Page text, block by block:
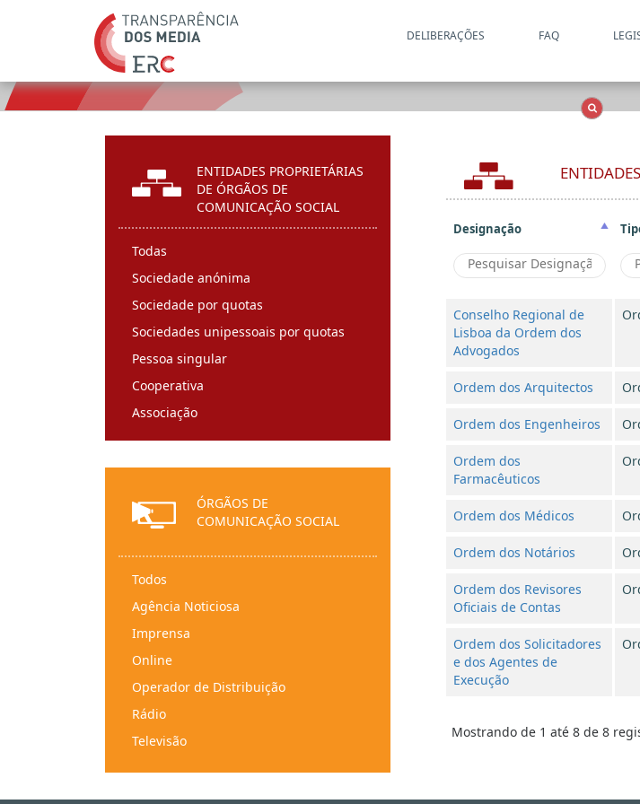
DELIBERAÇÕES FAQ
Designação
Conselho Regional de
Lisboa da Ordem dos
Advogados
Ordem dos Arquitectos
Ordem dos Engenheiros
Ordem dos
Farmacêuticos
Ordem dos Médicos
Ordem dos Notários
Ordem dos Revisores
Oficiais de Contas
Ordem dos Solicitadores
e dos Agentes de
Execução
Mostrando de 1 até 8 de 8
ENTIDADES PROPRIETÁRIAS
DE ÓRGÃOS DE
COMUNICAÇÃO SOCIAL
Todas
Sociedade anónima
Sociedade por quotas
Sociedades unipessoais por quotas
Pessoa singular
Cooperativa
Associação
Entidade religiosa
Sociedade de direito estrangeiro
Instituição particular de solidariedade
social
Ordem profissional
Partido político
Sindicato/organização sindical
ÓRGÃOS DE
COMUNICAÇÃO SOCIAL
Todos
Agência Noticiosa
Imprensa
Online
Operador de Distribuição
Rádio
Televisão